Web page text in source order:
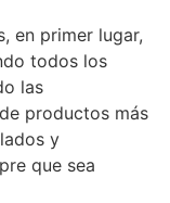
en primer lugar,
todos los
las
productos más
y
que sea